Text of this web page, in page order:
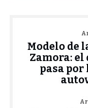
Modelo de
Zamora:
pasa